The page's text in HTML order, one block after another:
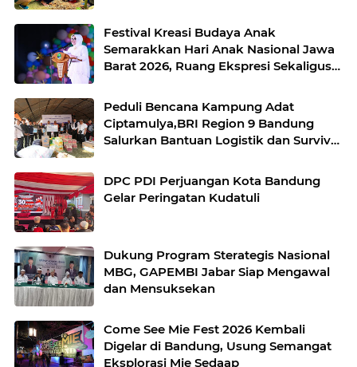
Festival Kreasi Budaya Anak
Semarakkan Hari Anak Nasional Jawa
Barat 2026, Ruang Ekspresi Sekaligus
Peduli Bencana Kampung Adat
Ciptamulya,BRI Region 9 Bandung
Salurkan Bantuan Logistik dan Survival
DPC PDI Perjuangan Kota Bandung
Gelar Peringatan Kudatuli
Dukung Program Sterategis Nasional
MBG, GAPEMBI Jabar Siap Mengawal
dan Mensuksekan
Come See Mie Fest 2026 Kembali
Digelar di Bandung, Usung Semangat
Eksplorasi Mie Sedaap